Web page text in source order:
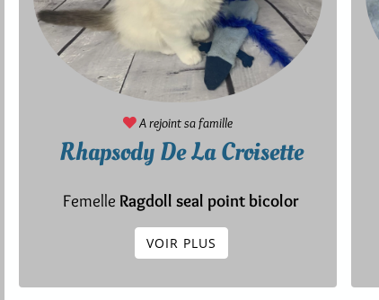
A rejoint sa famille
Rhapsody De La Croisette
Femelle Ragdoll seal point bicolor
VOIR PLUS